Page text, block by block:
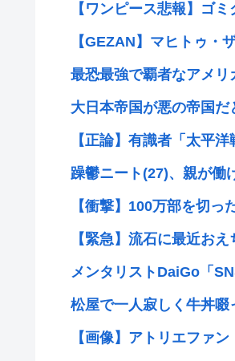
【ワンピース悲報】ゴ
【GEZAN】マヒトゥ・
最恐最強で覇者なアメ
大日本帝国が悪の帝国だ
【正論】有識者「太平洋
躁鬱ニート(27)、親が働
【衝撃】100万部を切
【緊急】流石に最近お
メンタリストDaiGo「
松屋で一人寂しく牛丼
【画像】アトリエファ